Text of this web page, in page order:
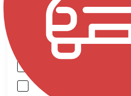
Κάλυμμα ρεζέρβας 4x4(8)
Τάπες κέντρου ζάντας(100)
Διάφορα Αξεσουάρ(66)
Τάσια